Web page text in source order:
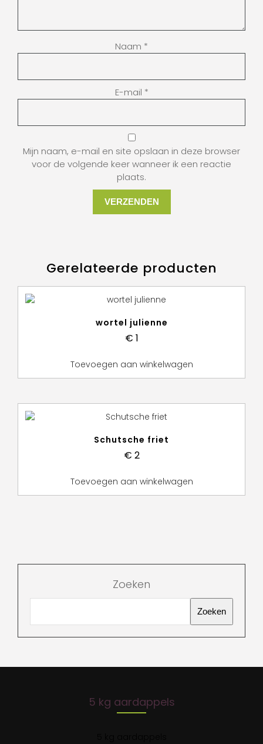
Naam *
E-mail *
Mijn naam, e-mail en site opslaan in deze browser
voor de volgende keer wanneer ik een reactie
plaats.
Gerelateerde producten
wortel julienne
€ 1
Toevoegen aan winkelwagen
Schutsche friet
€ 2
Toevoegen aan winkelwagen
Zoeken
Zoeken
5 kg aardappels